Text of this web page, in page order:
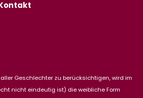
Geschlechter zu berücksichtigen, wird im
nicht eindeutig ist) die weibliche Form